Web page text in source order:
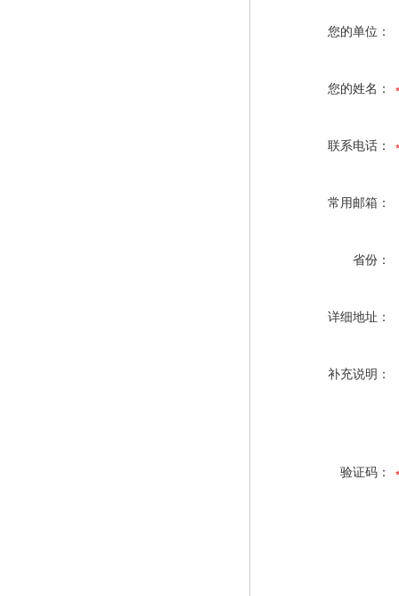
您的单位：
您的姓名：
联系电话：
常用邮箱：
省份：
详细地址：
补充说明：
验证码：